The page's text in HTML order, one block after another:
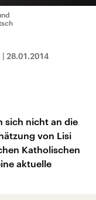
| 28.01.2014
sich nicht an die
von Lisi
Katholischen
aktuelle